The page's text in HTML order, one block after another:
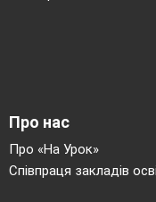
Про нас
Про «На Урок»
Співпраця закладів